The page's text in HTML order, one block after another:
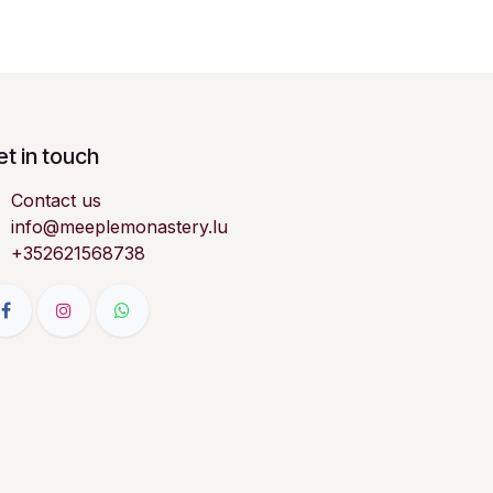
in touch
Contact us
info@meeplemonastery.lu
+352621568738